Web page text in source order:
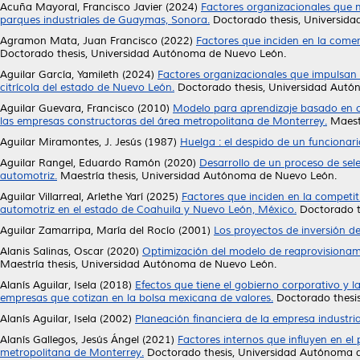
Acuña Mayoral, Francisco Javier (2024) Factores organizacionales que
parques industriales de Guaymas, Sonora. Doctorado thesis,
Agramon Mata, Juan Francisco (2022) Factores que inciden en la
Doctorado thesis, Universidad Autónoma de Nuevo León.
Aguilar García, Yamileth (2024) Factores organizacionales que
citrícola del estado de Nuevo León. Doctorado thesis, Universidad
Aguilar Guevara, Francisco (2010) Modelo para aprendizaje basado
las empresas constructoras del área metropolitana de Monterrey.
Aguilar Miramontes, J. Jesús (1987) Huelga : el despido de un
Aguilar Rangel, Eduardo Ramón (2020) Desarrollo de un proceso de
automotriz. Maestría thesis, Universidad Autónoma de Nuevo León.
Aguilar Villarreal, Arlethe Yarí (2025) Factores que inciden en la
automotriz en el estado de Coahuila y Nuevo León, México. Doctorado
Aguilar Zamarripa, María del Rocío (2001) Los proyectos de inversión
Alanis Salinas, Oscar (2020) Optimización del modelo de
Maestría thesis, Universidad Autónoma de Nuevo León.
Alanís Aguilar, Isela (2018) Efectos que tiene el gobierno corporativo y
empresas que cotizan en la bolsa mexicana de valores. Doctorado
Alanís Aguilar, Isela (2002) Planeación financiera de la empresa
Alanís Gallegos, Jesús Ángel (2021) Factores internos que influyen en
metropolitana de Monterrey. Doctorado thesis, Universidad Autónoma